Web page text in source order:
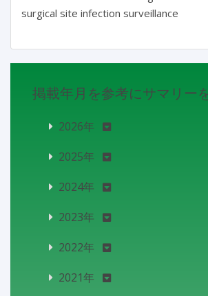
surgical site infection surveillance
掲載年月を参考にサマリー
2026年
2025年
2024年
2023年
2022年
2021年